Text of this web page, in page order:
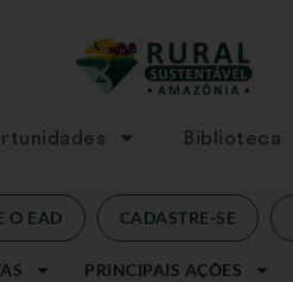
Biblioteca
O EAD CADASTRE-SE
PRINCIPAIS AÇÕES